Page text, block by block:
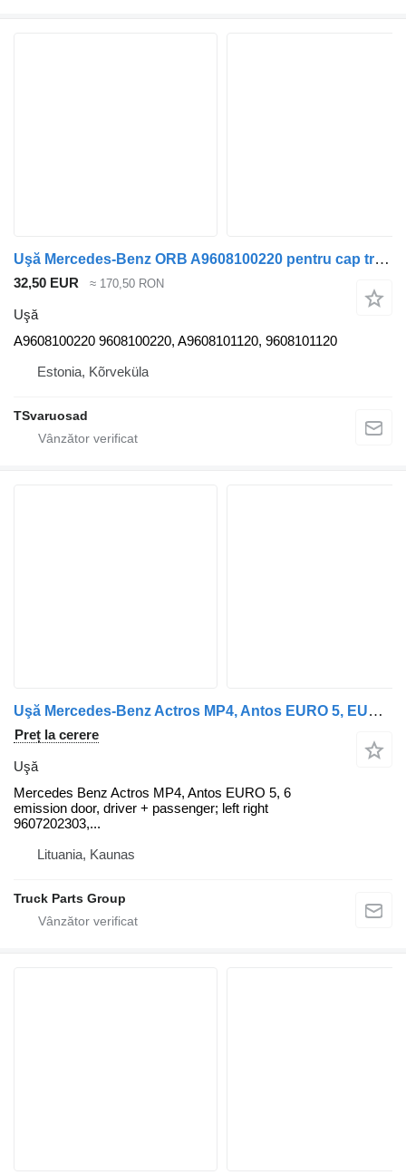
Uşă Mercedes-Benz ORB A9608100220 pentru cap tractor Mercedes-Benz Actros
32,50 EUR ≈ 170,50 RON
Uşă
A9608100220 9608100220, A9608101120, 9608101120
Estonia, Kõrveküla
TSvaruosad
Uşă Mercedes-Benz Actros MP4, Antos EURO 5, EURO 6 emission door, driver + passeng Mercedes pentru cap tractor Mercedes-Benz Actros MP4
Preț la cerere
Uşă
Mercedes Benz Actros MP4, Antos EURO 5, 6
emission door, driver + passenger; left right
9607202303,...
Lituania, Kaunas
Truck Parts Group